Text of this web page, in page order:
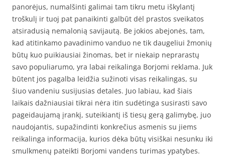
panorėjus, numalšinti galimai tam tikru metu iškylantį
troškulį ir tuoj pat panaikinti galbūt dėl prastos sveikatos
atsiradusią nemalonią savijautą. Be jokios abejonės, tam,
kad atitinkamo pavadinimo vanduo ne tik daugeliui žmonių
būtų kuo puikiausiai žinomas, bet ir niekaip neprarastų
savo populiarumo, yra labai reikalinga Borjomi reklama. Juk
būtent jos pagalba leidžia sužinoti visas reikalingas, su
šiuo vandeniu susijusias detales. Juo labiau, kad šiais
laikais dažniausiai tikrai nėra itin sudėtinga susirasti savo
pageidaujamą įrankį, suteikiantį iš tiesų gerą galimybę, juo
naudojantis, supažindinti konkrečius asmenis su jiems
reikalinga informacija, kurios dėka būtų visiškai nesunku iki
smulkmenų pateikti Borjomi vandens turimas ypatybes.